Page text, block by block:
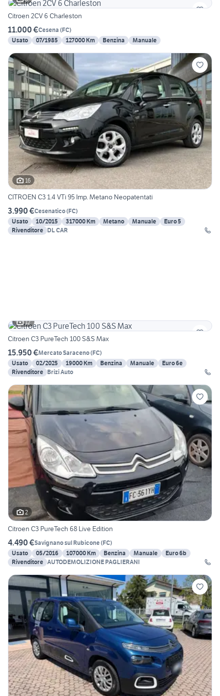
Citroen 2CV 6 Charleston
11.000 €Cesena (FC)
Usato
07/1985 127000 Km Benzina Manuale
16
CITROEN C3 1.4 VTi 95 Imp. Metano Neopatentati
3.990 €Cesenatico(FC)
Usato
10/2015 317000 Km Metano Manuale
Euro 5
Rivenditore DL CAR
12
Citroen C3 PureTech 100 S&S Max
15.950 €Mercato Saraceno(FC)
Usato
02/2025 19000 Km Benzina Manuale
Euro 6e
Rivenditore Brizi Auto
2
Citroen C3 PureTech 68 Live Edition
4.490 €Savignano sul Rubicone(FC)
Usato
05/2016 107000 Km Benzina Manuale
Euro 6b
Rivenditore AUTODEMOLIZIONE PAGLIERANI